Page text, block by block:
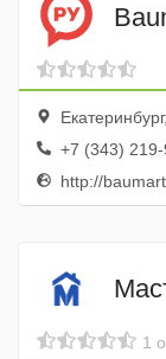
+7 (343) 219-
http://
1